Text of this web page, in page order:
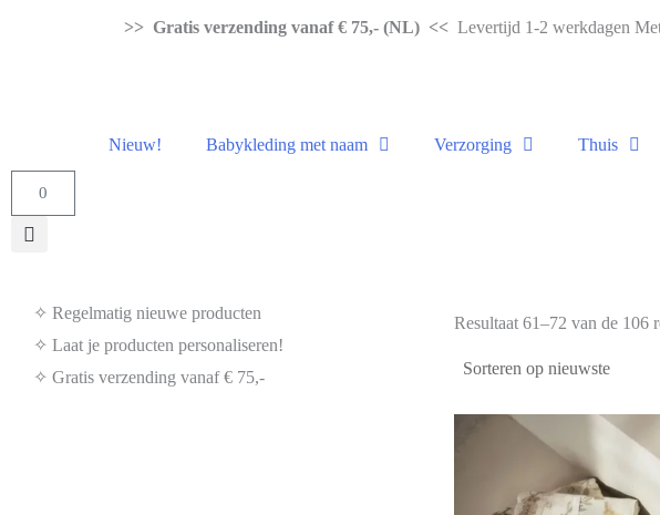
>> Gratis verzending vanaf € 75,- (NL) <<Levertijd 1-2 werkdagen
Nieuw! Babykleding met naam Verzorging Thuis
0
✧ Regelmatig nieuwe producten
✧ Laat je producten personaliseren!
✧ Gratis verzending vanaf € 75,-
Resultaat 61–72 van de 106